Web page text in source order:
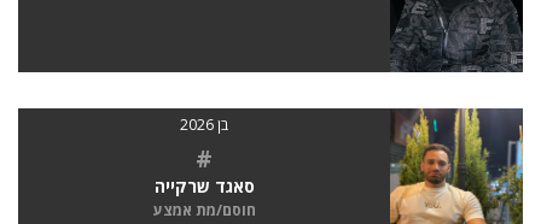
בן 2026
#
סאגד שרקייה
חוסם/מת אמצע